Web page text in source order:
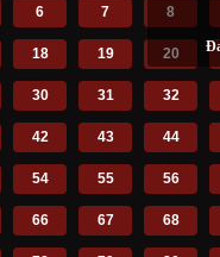
6 7 8
18 19 20
30 31 32
42 43 44
54 55 56
66 67 68